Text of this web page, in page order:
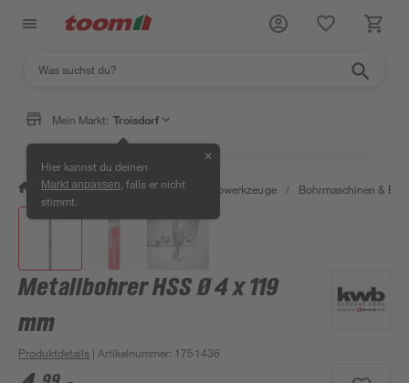
Mein Markt: Troisdorf
Hier kannst du deinen
Markt anpassen , falls er nicht
stimmt.
✕
/ Werkstatt & Maschinen / Elektrowerkzeuge / Bohrmaschinen &
Metallbohrer HSS Ø 4 x 119
mm
Produktdetails | Artikelnummer: 1751436